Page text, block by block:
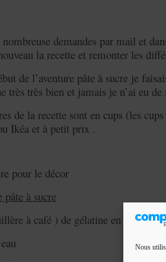
Nous
nombreuse demandes par mail et
la recette et remonter les
de l’aventure pâte à sucre je
très très bien et jamais je n’ai eu
de la recette sont en cups (les
Ikéa et à petit prix .
pour le décor
pâte à sucre
à café ) de gélatine en poudre